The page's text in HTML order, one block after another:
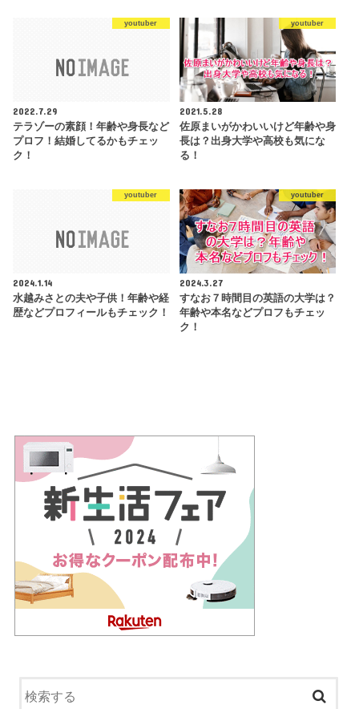
youtuber
2022.7.29
テラゾーの素顔！年齢や身長など
プロフ！結婚してるかもチェッ
ク！
youtuber
2021.5.28
佐原まいがかわいいけど年齢や身
長は？出身大学や高校も気にな
る！
youtuber
2024.1.14
水越みさとの夫や子供！年齢や経
歴などプロフィールもチェック！
youtuber
2024.3.27
すなお７時間目の英語の大学は？
年齢や本名などプロフもチェッ
ク！